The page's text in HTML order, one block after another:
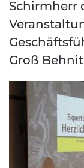
Schirmherr
Groß